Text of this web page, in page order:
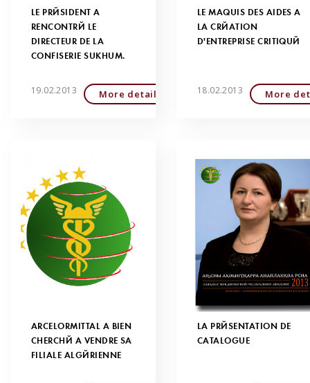
LE PRÉSIDENT A
RENCONTRÉ LE
DIRECTEUR DE LA
CONFISERIE SUKHUM.
19.02.2013 More detailed
LE MAQUIS DES AIDES À
LA CRÉATION
D'ENTREPRISE CRITIQUÉ
18.02.2013 More
ARCELORMITTAL A BIEN
CHERCHÉ À VENDRE SA
FILIALE ALGÉRIENNE
LA PRÉSENTATION DE
CATALOGUE